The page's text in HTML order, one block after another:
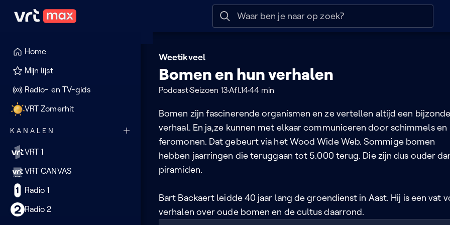
Naar hoofdinhoud Naar help
Home
Mijn lijst
Radio- en TV-gids
VRT Zomerhit
KANALEN
VRT 1
VRT CANVAS
Radio 1
Radio 2
Weetikveel
Bomen en hun verhalen
PodcastSeizoen 13Afl.1444 min
Bomen zijn fascinerende organismen en ze vertellen altijd een
verhaal. En ja,ze kunnen met elkaar communiceren door schimmels en
feromonen. Dat gebeurt via het Wood Wide Web. Sommige bomen
hebben jaarringen die teruggaan tot 5.000 terug. Die zijn dus ouder
piramiden.
Bart Backaert leidde 40 jaar lang de groendienst in Aast. Hij is een vat
verhalen over oude bomen en de cultus daarrond.